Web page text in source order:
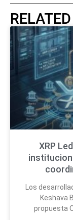
XRP
Los
Keshava
propuesta